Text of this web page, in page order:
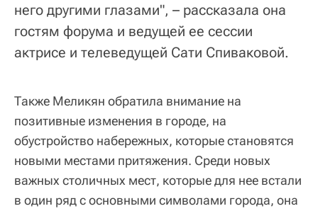
него другими глазами", – рассказала она
гостям форума и ведущей ее сессии
актрисе и телеведущей Сати Спиваковой.
Также Меликян обратила внимание на
позитивные изменения в городе, на
обустройство набережных, которые становятся
новыми местами притяжения. Среди новых
важных столичных мест, которые для нее встали
в один ряд с основными символами города, она